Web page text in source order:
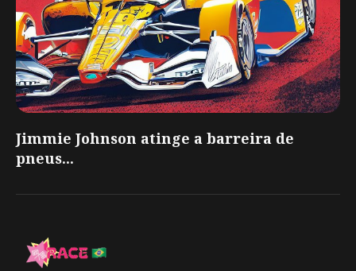
Jimmie Johnson atinge a barreira de
pneus...